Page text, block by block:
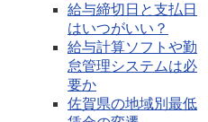
給与締切日と支払日
はいつがいい？
給与計算ソフトや勤
怠管理システムは必
要か
佐賀県の地域別最低